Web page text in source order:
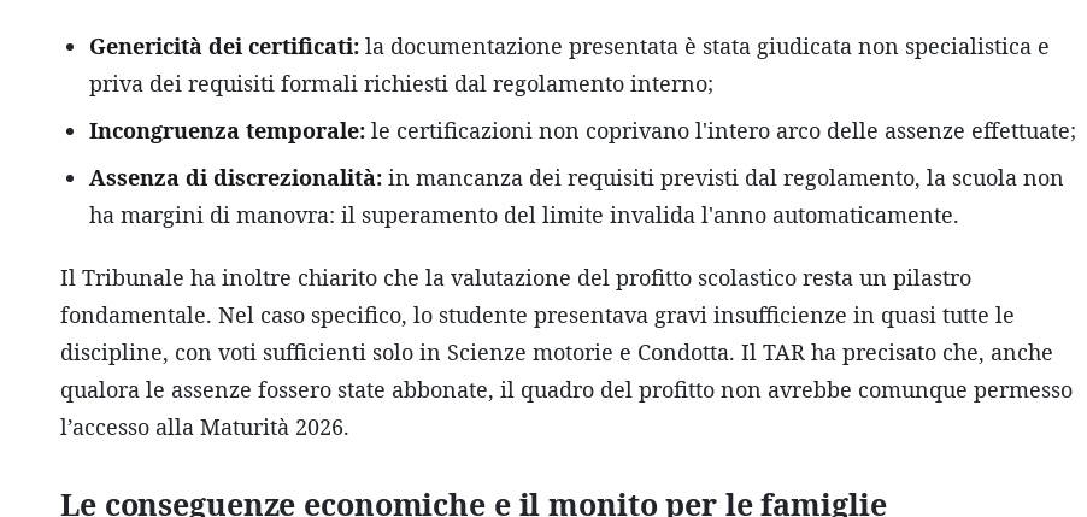
Genericità dei certificati: la documentazione presentata è stata giudicata non specialistica e
priva dei requisiti formali richiesti dal regolamento interno;
Incongruenza temporale: le certificazioni non coprivano l'intero arco delle assenze effettuate;
Assenza di discrezionalità: in mancanza dei requisiti previsti dal regolamento, la scuola non
ha margini di manovra: il superamento del limite invalida l'anno automaticamente.
Il Tribunale ha inoltre chiarito che la valutazione del profitto scolastico resta un pilastro
fondamentale. Nel caso specifico, lo studente presentava gravi insufficienze in quasi tutte le
discipline, con voti sufficienti solo in Scienze motorie e Condotta. Il TAR ha precisato che, anche
qualora le assenze fossero state abbonate, il quadro del profitto non avrebbe comunque permesso
l’accesso alla Maturità 2026.
Le conseguenze economiche e il monito per le famiglie